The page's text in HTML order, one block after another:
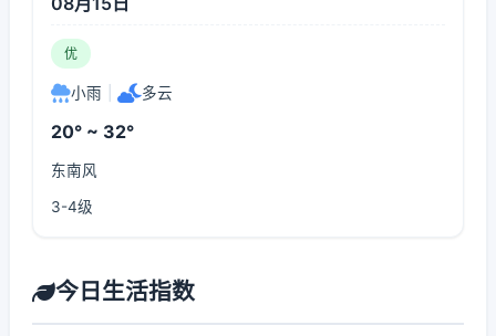
优
小雨 多云
20° ~ 32°
东南风
3-4级
今日生活指数